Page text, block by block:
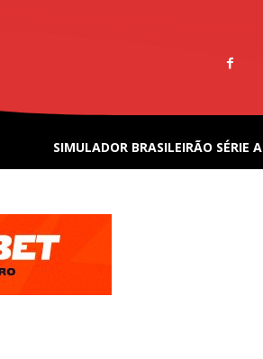
SIMULADOR BRASILEIRÃO SÉRIE A